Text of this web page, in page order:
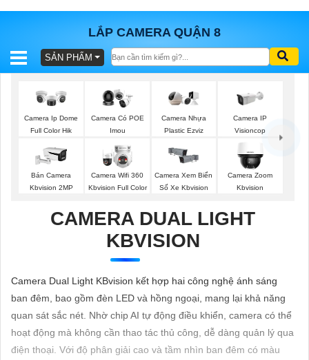
LẮP CAMERA QUẬN 8
BÁO
TRỌN
GÓI
SẢN
LẮP
ĐẶT
SẢN PHẨM
Camera Ip Dome
Full Color Hik
Camera Có POE
Imou
Camera Nhựa
Plastic Ezviz
Camera IP
Visioncop
Bán Camera
Kbvision 2MP
Camera Wifi 360
Kbvision Full Color
Camera Xem Biển
Số Xe Kbvision
Camera Zoom
Kbvision
CAMERA DUAL LIGHT
KBVISION
Camera Dual Light KBvision kết hợp hai công nghệ ánh sáng
ban đêm, bao gồm đèn LED và hồng ngoại, mang lại khả năng
quan sát sắc nét. Nhờ chip AI tự động điều khiển, camera có thể
hoạt động mà không cần thao tác thủ công, dễ dàng quản lý qua
điện thoại. Với độ phân giải cao và tầm nhìn ban đêm có màu